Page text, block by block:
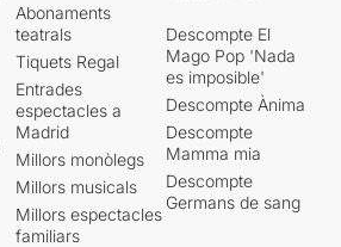
Abonaments
teatrals
Tiquets Regal
Entrades
espectacles a
Madrid
Millors monòlegs
Millors musicals
Millors espectacles
familiars
Descompte El
Mago Pop 'Nada
es imposible'
Descompte Ànima
Descompte
Mamma mia
Descompte
Germans de sang